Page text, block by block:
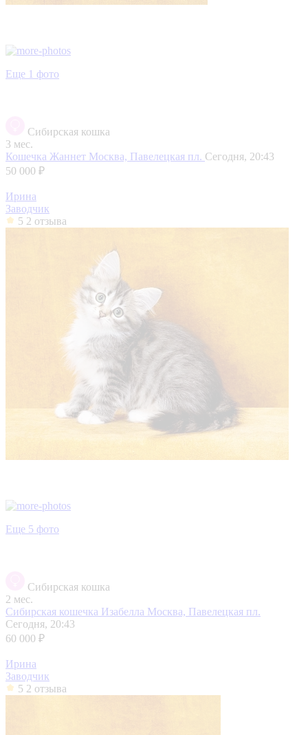
Еще 1 фото
Сибирская кошка
3 мес.
Кошечка Жаннет Москва, Павелецкая пл. Сегодня, 20:43
50 000 ₽
Ирина
Заводчик
5 2 отзыва
Еще 5 фото
Сибирская кошка
2 мес.
Сибирская кошечка Изабелла Москва, Павелецкая пл.
Сегодня, 20:43
60 000 ₽
Ирина
Заводчик
5 2 отзыва